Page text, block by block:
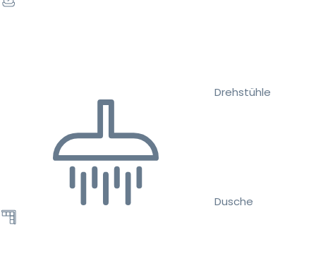
Drehstühle
Dusche